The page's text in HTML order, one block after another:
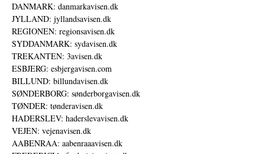
DANMARK: danmarkavisen.dk
JYLLAND: jyllandsavisen.dk
REGIONEN: regionsavisen.dk
SYDDANMARK: sydavisen.dk
TREKANTEN: 3avisen.dk
ESBJERG: esbjergavisen.com
BILLUND: billundavisen.dk
SØNDERBORG: sønderborgavisen.dk
TØNDER: tønderavisen.dk
HADERSLEV: haderslevavisen.dk
VEJEN: vejenavisen.dk
AABENRAA: aabenraaavisen.dk